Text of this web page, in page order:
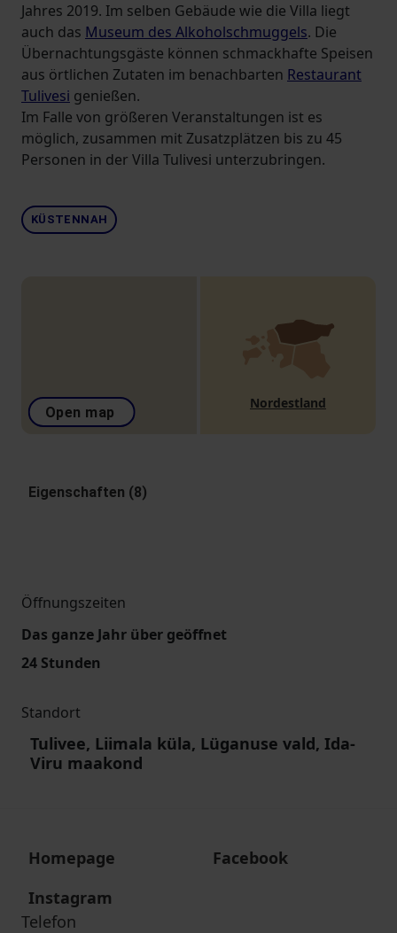
Jahres 2019. Im selben Gebäude wie die Villa liegt
auch das Museum des Alkoholschmuggels. Die
Übernachtungsgäste können schmackhafte Speisen
aus örtlichen Zutaten im benachbarten Restaurant
Tulivesi genießen.
Im Falle von größeren Veranstaltungen ist es
möglich, zusammen mit Zusatzplätzen bis zu 45
Personen in der Villa Tulivesi unterzubringen.
KÜSTENNAH
Open map
Nordestland
Eigenschaften (8)
Öffnungszeiten
Das ganze Jahr über geöffnet
24 Stunden
Standort
Tulivee, Liimala küla, Lüganuse vald, Ida-
Viru maakond
Homepage
Facebook
Instagram
Telefon